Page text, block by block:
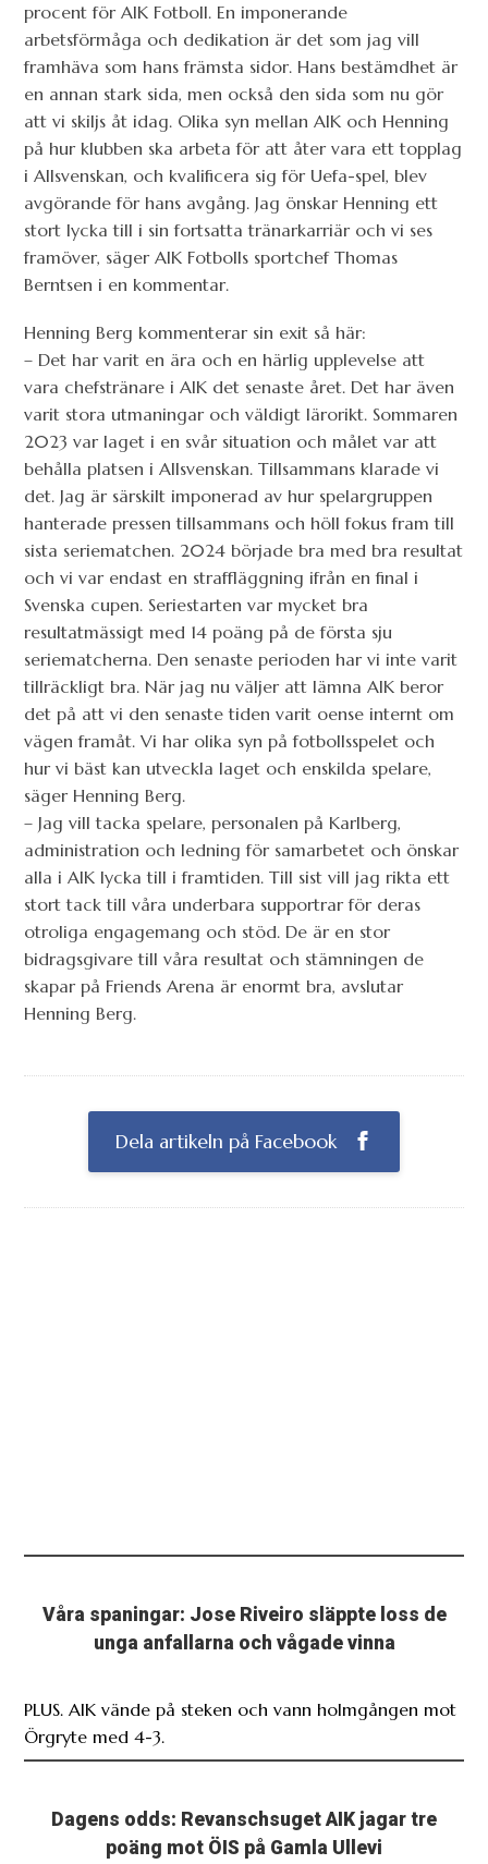
procent för AIK Fotboll. En imponerande
arbetsförmåga och dedikation är det som jag vill
framhäva som hans främsta sidor. Hans bestämdhet är
en annan stark sida, men också den sida som nu gör
att vi skiljs åt idag. Olika syn mellan AIK och Henning
på hur klubben ska arbeta för att åter vara ett topplag
i Allsvenskan, och kvalificera sig för Uefa-spel, blev
avgörande för hans avgång. Jag önskar Henning ett
stort lycka till i sin fortsatta tränarkarriär och vi ses
framöver, säger AIK Fotbolls sportchef Thomas
Berntsen i en kommentar.
Henning Berg kommenterar sin exit så här:
– Det har varit en ära och en härlig upplevelse att
vara chefstränare i AIK det senaste året. Det har även
varit stora utmaningar och väldigt lärorikt. Sommaren
2023 var laget i en svår situation och målet var att
behålla platsen i Allsvenskan. Tillsammans klarade vi
det. Jag är särskilt imponerad av hur spelargruppen
hanterade pressen tillsammans och höll fokus fram till
sista seriematchen. 2024 började bra med bra resultat
och vi var endast en straffläggning ifrån en final i
Svenska cupen. Seriestarten var mycket bra
resultatmässigt med 14 poäng på de första sju
seriematcherna. Den senaste perioden har vi inte varit
tillräckligt bra. När jag nu väljer att lämna AIK beror
det på att vi den senaste tiden varit oense internt om
vägen framåt. Vi har olika syn på fotbollsspelet och
hur vi bäst kan utveckla laget och enskilda spelare,
säger Henning Berg.
– Jag vill tacka spelare, personalen på Karlberg,
administration och ledning för samarbetet och önskar
alla i AIK lycka till i framtiden. Till sist vill jag rikta ett
stort tack till våra underbara supportrar för deras
otroliga engagemang och stöd. De är en stor
bidragsgivare till våra resultat och stämningen de
skapar på Friends Arena är enormt bra, avslutar
Henning Berg.
Dela artikeln på Facebook
Våra spaningar: Jose Riveiro släppte loss de
unga anfallarna och vågade vinna
PLUS. AIK vände på steken och vann holmgången mot
Örgryte med 4-3.
Dagens odds: Revanschsuget AIK jagar tre
poäng mot ÖIS på Gamla Ullevi